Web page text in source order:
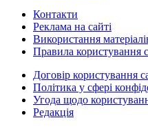
Контакти
Реклама на сайті
Використання
Правила користування
Договір користування
Політика у сфері
Угода щодо
Редакція